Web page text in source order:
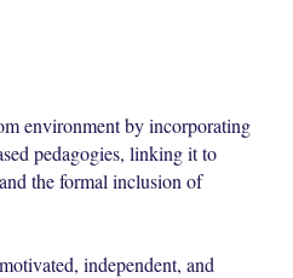
environment by incorporating
pedagogies, linking it to
the formal inclusion of
independent, and